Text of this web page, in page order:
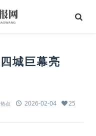
城巨幕亮
热点 2026-02-04 25